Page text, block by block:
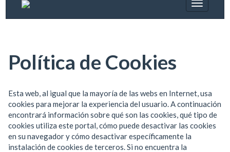
Política de Cookies
Esta web, al igual que la mayoría de las webs en Internet, usa
cookies para mejorar la experiencia del usuario. A continuación
encontrará información sobre qué son las cookies, qué tipo de
cookies utiliza este portal, cómo puede desactivar las cookies
en su navegador y cómo desactivar específicamente la
instalación de cookies de terceros. Si no encuentra la